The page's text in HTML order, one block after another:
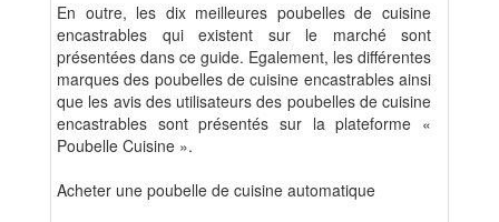
En outre, les dix meilleures poubelles de cuisine
encastrables qui existent sur le marché sont
présentées dans ce guide. Egalement, les différentes
marques des poubelles de cuisine encastrables ainsi
que les avis des utilisateurs des poubelles de cuisine
encastrables sont présentés sur la plateforme «
Poubelle Cuisine ».
Acheter une poubelle de cuisine automatique